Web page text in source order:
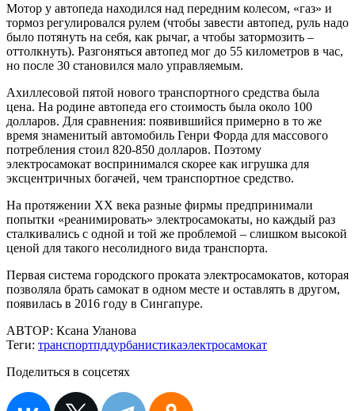
Мотор у автопеда находился над передним колесом, «газ» и
тормоз регулировался рулем (чтобы завести автопед, руль надо
было потянуть на себя, как рычаг, а чтобы затормозить –
оттолкнуть). Разгоняться автопед мог до 55 километров в час,
но после 30 становился мало управляемым.
Ахиллесовой пятой нового транспортного средства была
цена. На родине автопеда его стоимость была около 100
долларов. Для сравнения: появившийся примерно в то же
время знаменитый автомобиль Генри Форда для массового
потребления стоил 820-850 долларов. Поэтому
электросамокат воспринимался скорее как игрушка для
эксцентричных богачей, чем транспортное средство.
На протяжении ХХ века разные фирмы предпринимали
попытки «реанимировать» электросамокаты, но каждый раз
сталкивались с одной и той же проблемой – слишком высокой
ценой для такого несолидного вида транспорта.
Первая система городского проката электросамокатов, которая
позволяла брать самокат в одном месте и оставлять в другом,
появилась в 2016 году в Сингапуре.
АВТОР: Ксана Уланова
Теги: транспортпддурбанистикаэлектросамокат
Поделиться в соцсетях